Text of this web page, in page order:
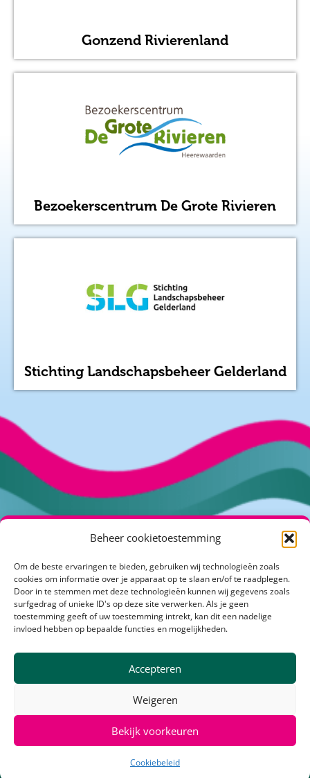
Beheer cookietoestemming
Om de beste ervaringen te bieden, gebruiken wij technologieën zoals
cookies om informatie over je apparaat op te slaan en/of te raadplegen.
Door in te stemmen met deze technologieën kunnen wij gegevens zoals
surfgedrag of unieke ID's op deze site verwerken. Als je geen
toestemming geeft of uw toestemming intrekt, kan dit een nadelige
invloed hebben op bepaalde functies en mogelijkheden.
Accepteren
Weigeren
Bekijk voorkeuren
Cookiebeleid
Gonzend Rivierenland
Bezoekerscentrum De Grote Rivieren
Stichting Landschapsbeheer Gelderland
Kuipershof 2
4191 KH Geldermalsen
info@klimaatactiefrivierenland.nl
Over Klimaatactiefrivierenland
Communicatietoolbox
© 2026 Klimaat Actief Rivierenland – deze website is gemaakt door
Communicatiebureau de Lynx, Wageningen